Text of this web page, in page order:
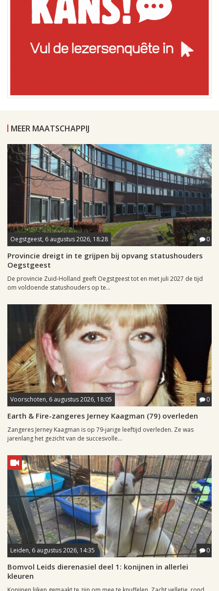
MEER MAATSCHAPPIJ
Oegstgeest, 6 augustus 2026, 18:28 0
Provincie dreigt in te grijpen bij opvang statushouders
Oegstgeest
De provincie Zuid-Holland geeft Oegstgeest tot en met juli 2027 de tijd
om voldoende statushouders op te...
Voorschoten, 6 augustus 2026, 18:05 0
Earth & Fire-zangeres Jerney Kaagman (79) overleden
Zangeres Jerney Kaagman is op 79-jarige leeftijd overleden. Ze was
jarenlang het gezicht van de succesvolle...
Leiden, 6 augustus 2026, 14:35 0
Bomvol Leids dierenasiel deel 1: konijnen in allerlei
kleuren